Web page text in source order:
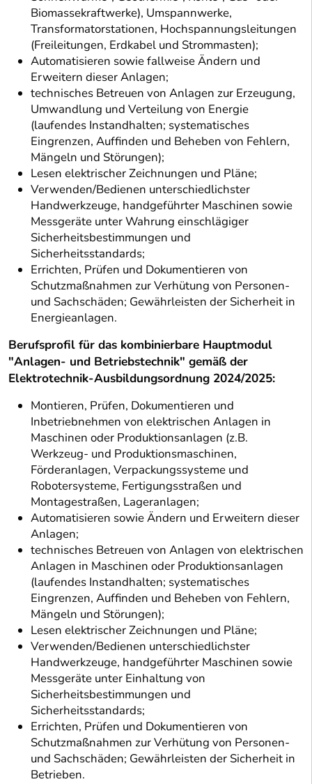
Biomassekraftwerke), Umspannwerke,
Transformatorstationen, Hochspannungsleitungen
(Freileitungen, Erdkabel und Strommasten);
Automatisieren sowie fallweise Ändern und
Erweitern dieser Anlagen;
technisches Betreuen von Anlagen zur Erzeugung,
Umwandlung und Verteilung von Energie
(laufendes Instandhalten; systematisches
Eingrenzen, Auffinden und Beheben von Fehlern,
Mängeln und Störungen);
Lesen elektrischer Zeichnungen und Pläne;
Verwenden/Bedienen unterschiedlichster
Handwerkzeuge, handgeführter Maschinen sowie
Messgeräte unter Wahrung einschlägiger
Sicherheitsbestimmungen und
Sicherheitsstandards;
Errichten, Prüfen und Dokumentieren von
Schutzmaßnahmen zur Verhütung von Personen-
und Sachschäden; Gewährleisten der Sicherheit in
Energieanlagen.
Berufsprofil für das kombinierbare Hauptmodul
"Anlagen- und Betriebstechnik" gemäß der
Elektrotechnik-Ausbildungsordnung 2024/2025:
Montieren, Prüfen, Dokumentieren und
Inbetriebnehmen von elektrischen Anlagen in
Maschinen oder Produktionsanlagen (z.B.
Werkzeug- und Produktionsmaschinen,
Förderanlagen, Verpackungssysteme und
Robotersysteme, Fertigungsstraßen und
Montagestraßen, Lageranlagen;
Automatisieren sowie Ändern und Erweitern dieser
Anlagen;
technisches Betreuen von Anlagen von elektrischen
Anlagen in Maschinen oder Produktionsanlagen
(laufendes Instandhalten; systematisches
Eingrenzen, Auffinden und Beheben von Fehlern,
Mängeln und Störungen);
Lesen elektrischer Zeichnungen und Pläne;
Verwenden/Bedienen unterschiedlichster
Handwerkzeuge, handgeführter Maschinen sowie
Messgeräte unter Einhaltung von
Sicherheitsbestimmungen und
Sicherheitsstandards;
Errichten, Prüfen und Dokumentieren von
Schutzmaßnahmen zur Verhütung von Personen-
und Sachschäden; Gewährleisten der Sicherheit in
Betrieben.